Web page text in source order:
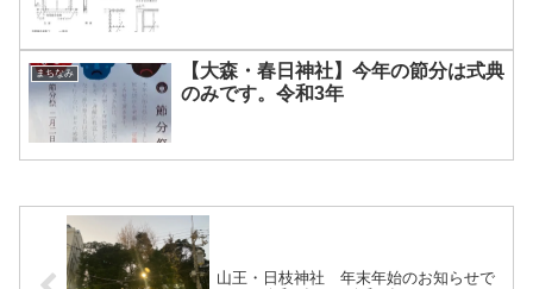
まちなみ
【大森・春日神社】今年の節分は式典
のみです。令和3年
山王・日枝神社 年末年始のお知らせで